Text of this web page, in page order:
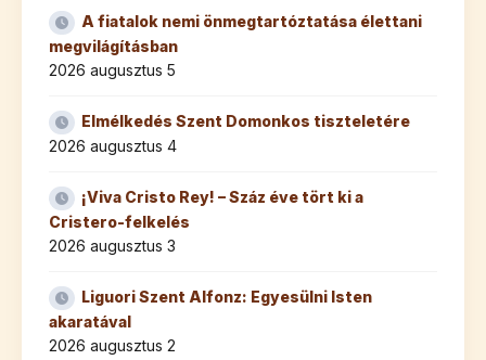
A fiatalok nemi önmegtartóztatása élettani
megvilágításban
2026 augusztus 5
Elmélkedés Szent Domonkos tiszteletére
2026 augusztus 4
¡Viva Cristo Rey! – Száz éve tört ki a
Cristero-felkelés
2026 augusztus 3
Liguori Szent Alfonz: Egyesülni Isten
akaratával
2026 augusztus 2